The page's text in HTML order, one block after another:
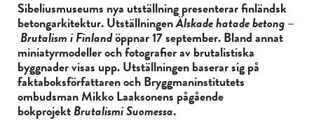
Sibeliusmuseums nya utställning presenterar finländsk
betongarkitektur. UtställningenÄlskade hatade betong–
Brutalism i Finlandöppnar 17 september. Bland annat
miniatyrmodeller och fotografier av brutalistiska
byggnader visas upp. Utställningen baserar sig på
faktaboksförfattaren och Bryggmaninstitutets
ombudsman Mikko Laaksonens pågående
bokprojektBrutalismi Suomessa.